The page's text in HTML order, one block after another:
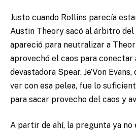
Justo cuando Rollins parecía
Austin Theory sacó al árbitro
apareció para neutralizar a
aprovechó el caos para conectar
devastadora Spear. Je’Von
ver con esa pelea, fue lo
para sacar provecho del caos y
A partir de ahí, la pregunta ya no